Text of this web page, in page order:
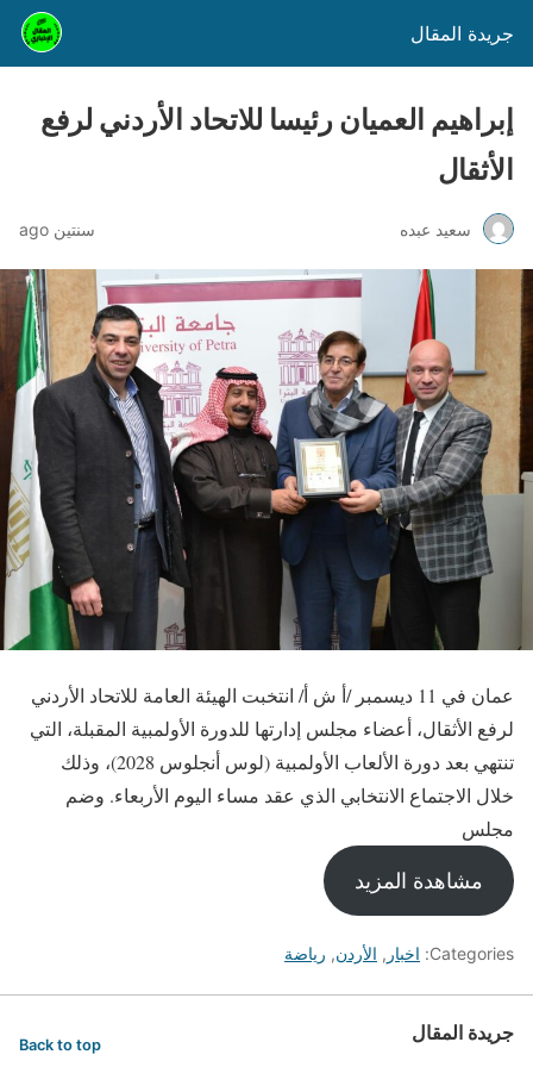
جريدة المقال
إبراهيم العميان رئيسا للاتحاد الأردني لرفع
الأثقال
سعيد عبده سنتين ago
عمان في 11 ديسمبر /أ ش أ/ انتخبت الهيئة العامة للاتحاد الأردني
لرفع الأثقال، أعضاء مجلس إدارتها للدورة الأولمبية المقبلة، التي
تنتهي بعد دورة الألعاب الأولمبية (لوس أنجلوس 2028)، وذلك
خلال الاجتماع الانتخابي الذي عقد مساء اليوم الأربعاء. وضم
مجلس
مشاهدة المزيد
Categories: اخبار , الأردن, رياضة
جريدة المقال Back to top